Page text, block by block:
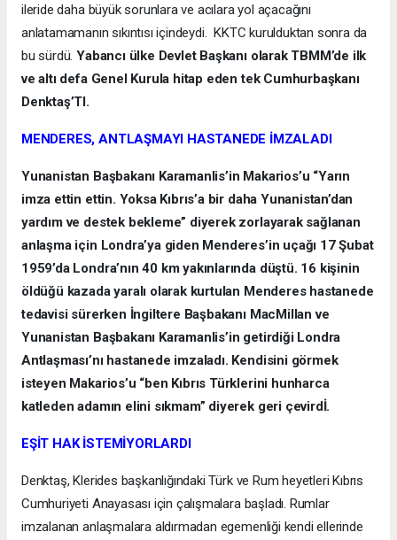
ileride daha büyük sorunlara ve acılara yol açacağını
anlatamamanın sıkıntısı içindeydi. KKTC kurulduktan sonra da
bu sürdü.Yabancı ülke Devlet Başkanı olarak TBMM’de ilk
ve altı defa Genel Kurula hitap eden tek Cumhurbaşkanı
Denktaş’TI.
MENDERES, ANTLAŞMAYI HASTANEDE İMZALADI
Yunanistan Başbakanı Karamanlis’in Makarios’u “Yarın
imza ettin ettin. Yoksa Kıbrıs’a bir daha Yunanistan’dan
yardım ve destek bekleme” diyerek zorlayarak sağlanan
anlaşma için Londra’ya giden Menderes’in uçağı 17 Şubat
1959’da Londra’nın 40 km yakınlarında düştü. 16 kişinin
öldüğü kazada yaralı olarak kurtulan Menderes hastanede
tedavisi sürerken İngiltere Başbakanı MacMillan ve
Yunanistan Başbakanı Karamanlis’in getirdiği Londra
Antlaşması’nı hastanede imzaladı. Kendisini görmek
isteyen Makarios’u “ben Kıbrıs Türklerini hunharca
katleden adamın elini sıkmam” diyerek geri çevirdİ.
EŞİT HAK İSTEMİYORLARDI
Denktaş, Klerides başkanlığındaki Türk ve Rum heyetleri Kıbrıs
Cumhuriyeti Anayasası için çalışmalara başladı. Rumlar
imzalanan anlaşmalara aldırmadan egemenliği kendi ellerinde